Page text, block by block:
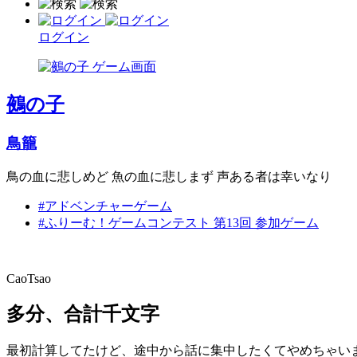
ログイン
鵺の子
鳥籠
鳥の血に悲しめど 魚の血に悲しまず 声ある者は幸いなり
#アドベンチャーゲーム
#ふりーむ！ゲームコンテスト 第13回 参加ゲーム
CaoTsao
多分、合計千文字
最初計算してたけど、途中から話に集中したくてやめちゃい